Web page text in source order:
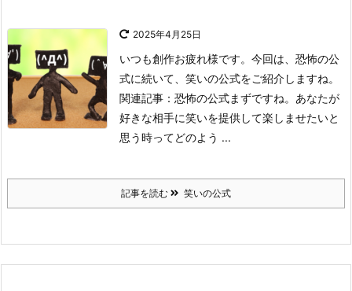
2025年4月25日
いつも創作お疲れ様です。 今回は、恐怖の公
式に続いて、笑いの公式をご紹介しますね。
関連記事：恐怖の公式まずですね。 あなたが
好きな相手に笑いを提供して楽しませたいと
思う時ってどのよう ...
記事を読む 笑いの公式